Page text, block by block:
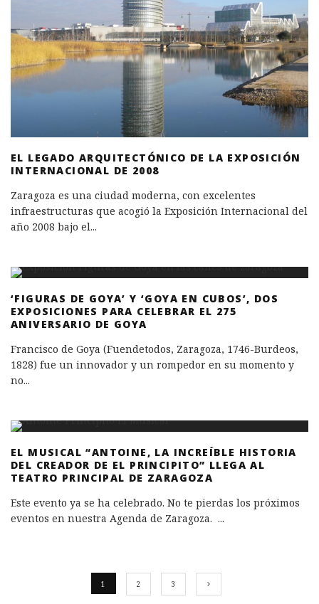
EL LEGADO ARQUITECTÓNICO DE LA EXPOSICIÓN
INTERNACIONAL DE 2008
Zaragoza es una ciudad moderna, con excelentes
infraestructuras que acogió la Exposición Internacional del
año 2008 bajo el...
‘FIGURAS DE GOYA’ Y ‘GOYA EN CUBOS’, DOS
EXPOSICIONES PARA CELEBRAR EL 275
ANIVERSARIO DE GOYA
Francisco de Goya (Fuendetodos, Zaragoza, 1746-Burdeos,
1828) fue un innovador y un rompedor en su momento y
no...
EL MUSICAL “ANTOINE, LA INCREÍBLE HISTORIA
DEL CREADOR DE EL PRINCIPITO” LLEGA AL
TEATRO PRINCIPAL DE ZARAGOZA
Este evento ya se ha celebrado. No te pierdas los próximos
eventos en nuestra Agenda de Zaragoza. ...
1 2 3